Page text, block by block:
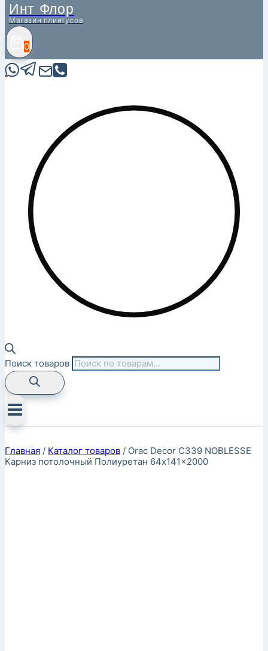
Инт Флор
Магазин плинтусов
0
Поиск товаров
Главная / Каталог товаров / Orac Decor C339 NOBLESSE
Карниз потолочный Полиуретан 64x141x2000